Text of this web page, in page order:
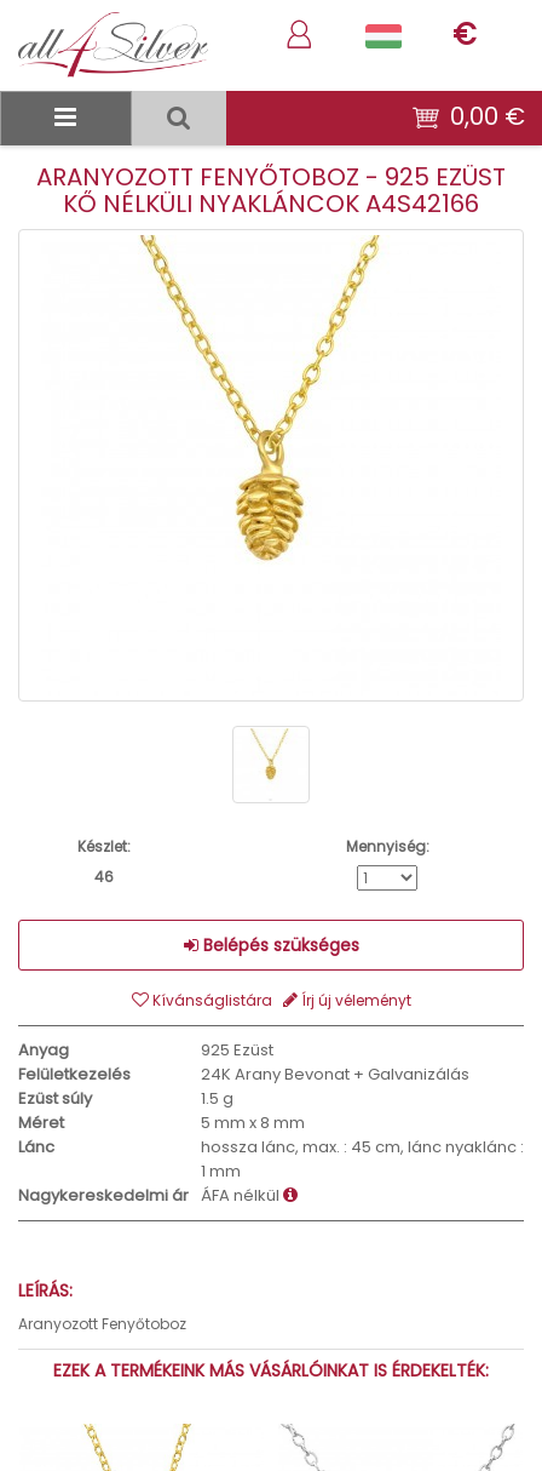
€
0,00 €
ARANYOZOTT FENYŐTOBOZ - 925 EZÜST
KŐ NÉLKÜLI NYAKLÁNCOK A4S42166
Készlet:
46
Mennyiség:
Belépés szükséges
Kívánságlistára Írj új véleményt
Anyag
925 Ezüst
Felületkezelés
24K Arany Bevonat + Galvanizálás
Ezüst súly
1.5 g
Méret
5 mm x 8 mm
Lánc
hossza lánc, max. : 45 cm, lánc nyaklánc :
1 mm
Nagykereskedelmi ár ÁFA nélkül
LEÍRÁS:
Aranyozott Fenyőtoboz
EZEK A TERMÉKEINK MÁS VÁSÁRLÓINKAT IS ÉRDEKELTÉK: